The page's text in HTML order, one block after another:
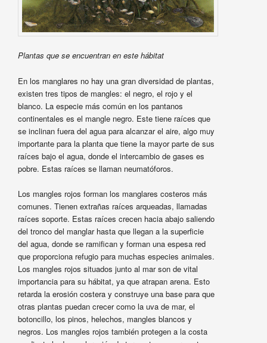
Plantas que se encuentran en este hábitat
En los manglares no hay una gran diversidad de plantas,
existen tres tipos de mangles: el negro, el rojo y el
blanco. La especie más común en los pantanos
continentales es el mangle negro. Este tiene raíces que
se inclinan fuera del agua para alcanzar el aire, algo muy
importante para la planta que tiene la mayor parte de sus
raíces bajo el agua, donde el intercambio de gases es
pobre. Estas raíces se llaman neumatóforos.
Los mangles rojos forman los manglares costeros más
comunes. Tienen extrañas raíces arqueadas, llamadas
raíces soporte. Estas raíces crecen hacia abajo saliendo
del tronco del manglar hasta que llegan a la superficie
del agua, donde se ramifican y forman una espesa red
que proporciona refugio para muchas especies animales.
Los mangles rojos situados junto al mar son de vital
importancia para su hábitat, ya que atrapan arena. Esto
retarda la erosión costera y construye una base para que
otras plantas puedan crecer como la uva de mar, el
botoncillo, los pinos, helechos, mangles blancos y
negros. Los mangles rojos también protegen a la costa